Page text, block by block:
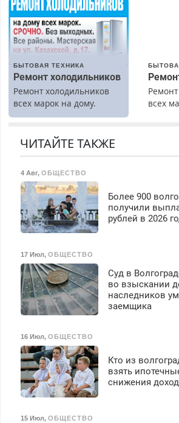
гарантией. Все р-ны.
Срочно. Без выходных.
Пенсионерам – скидки до
40%. Мастер со стажем.
БЫТОВАЯ ТЕХНИКА
Ремонт холодильников
Ремонт холодильников
всех марок на дому.
всех
ЧИТАЙТЕ ТАКЖЕ
4 Авг, ОБЩЕСТВО
Более 900
получили
рублей в 2026
17 Июл, ОБЩЕСТВО
Суд в
во взыскании
наследников
заемщика
16 Июл, ОБЩЕСТВО
Кто из
взять
снижения
15 Июл, ОБЩЕСТВО